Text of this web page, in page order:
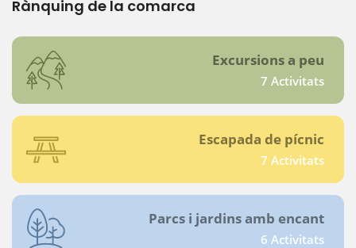
Rànquing de la comarca
Excursions a peu
7 Activitats
Escapada de pícnic
7 Activitats
Parcs i jardins amb encant
6 Activitats